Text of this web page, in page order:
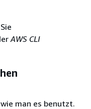
AWS CLI
man es benutzt.